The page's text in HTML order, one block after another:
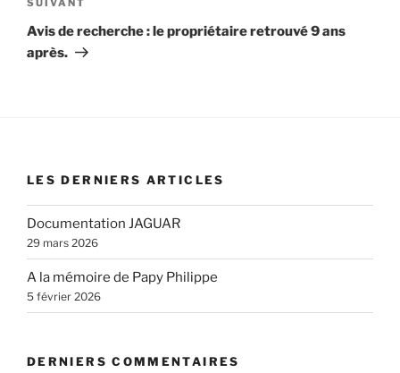
Avis de recherche : le propriétaire retrouvé 9 ans
après.
LES DERNIERS ARTICLES
Documentation JAGUAR
29 mars 2026
A la mémoire de Papy Philippe
5 février 2026
DERNIERS COMMENTAIRES